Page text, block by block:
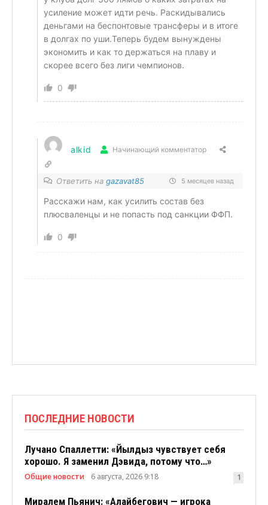
усиление может идти речь. Раскидывались
деньгами на беспонтовые трансферы и в итоге
в долгах по уши.Теперь будем вынуждены
экономить и как то держаться на плаву и
скорее всего без лиги чемпионов.
0
alkid Начинающий комментатор
Ответить на gazavat85 5 месяцев назад
Расскажи нам, как усилить состав без
плюсваленцы и не попасть под санкции ФФП.
0
ПОСЛЕДНИЕ НОВОСТИ
Лучано Спаллетти: «Йылдыз чувствует себя
хорошо. Я заменил Дэвида, потому что…»
Общие новости 6 августа, 2026 9:18 1
Миралем Пьянич: «Алайбегович — игрока